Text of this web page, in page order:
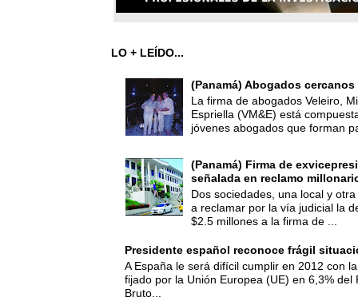
LO + LEÍDO...
(Panamá) Abogados
La firma de abogados Veleiro,
Espriella (VM&E) está
jóvenes abogados que forman
(Panamá) Firma de
señalada en reclamo
Dos sociedades, una local y
a reclamar por la vía judicial la
$2.5 millones a la firma de ...
Presidente español reconoce frágil
A España le será difícil cumplir en 2012 con
fijado por la Unión Europea (UE) en 6,3% del
Bruto...